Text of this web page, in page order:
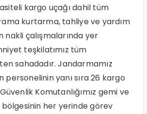
kargo uçağı dahil tüm
kurtarma, tahliye ve yardım
nakli çalışmalarında yer
teşkilatımız tüm
sahadadır. Jandarmamız
personelinin yanı sıra 26 kargo
Komutanlığımız gemi ve
her yerinde görev